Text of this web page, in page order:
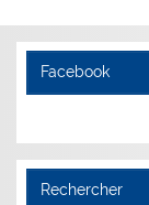
Facebook
Rechercher